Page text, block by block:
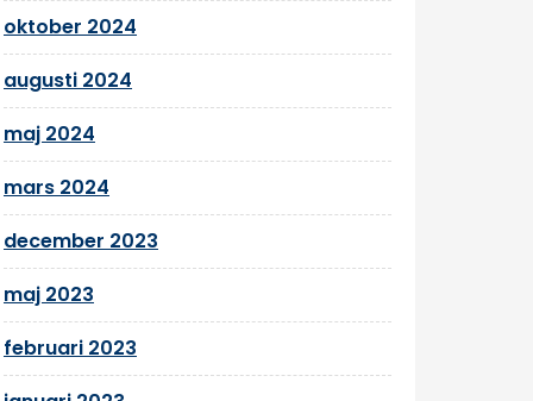
oktober 2024
augusti 2024
maj 2024
mars 2024
december 2023
maj 2023
februari 2023